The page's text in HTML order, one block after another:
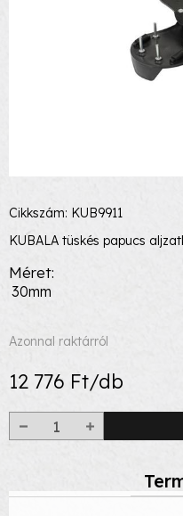
Cikkszám: KUB9911
KUBALA tüskés papucs
Méret
30mm
Azonnal raktárról
12 776 Ft/db